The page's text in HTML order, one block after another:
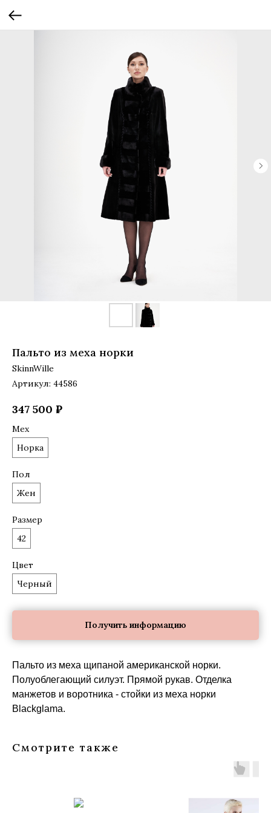
Пальто из меха норки
SkinnWille
Артикул: 44586
347 500 ₽
Мех
Норка
Пол
Жен
Размер
42
Цвет
Черный
Получить информацию
Пальто из меха щипаной американской норки.
Полуоблегающий силуэт. Прямой рукав. Отделка
манжетов и воротника - стойки из меха норки
Blackglama.
Смотрите также